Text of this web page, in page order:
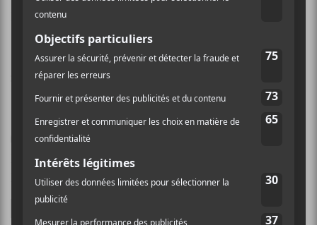
Email (ne sera pas publié) (obligatoire)
Site Web
Enregistrer mon nom, mon e-mail et mon site dans
le navigateur pour mon prochain commentaire.